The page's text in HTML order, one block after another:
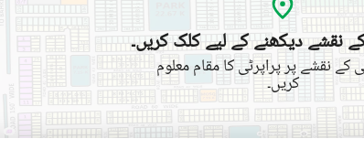
نقشے دیکھنے کے لیے کلک کریں۔
کے نقشے پر پراپرٹی کا مقام معلوم
کریں۔